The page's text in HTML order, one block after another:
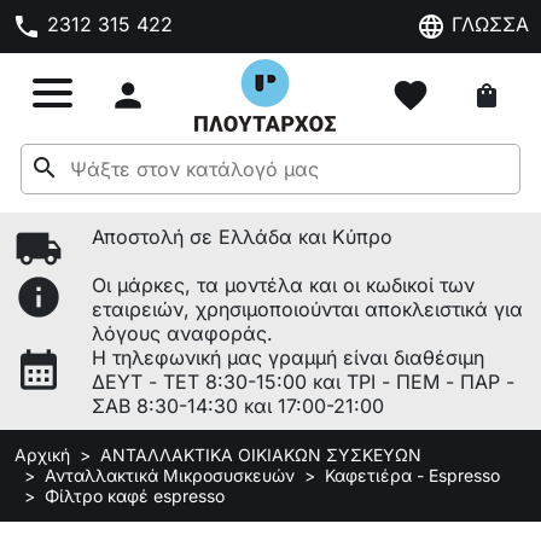
phone 2312 315 422 language ΓΛΩΣΣΑ
 favorite shopping_bag
search
local_shipping Αποστολή σε Ελλάδα και Κύπρο
info
Οι μάρκες, τα μοντέλα και οι κωδικοί των
εταιρειών, χρησιμοποιούνται αποκλειστικά για
λόγους αναφοράς.
calendar_month
Η τηλεφωνική μας γραμμή είναι διαθέσιμη
ΔΕΥΤ - ΤΕΤ 8:30-15:00 και ΤΡΙ - ΠΕΜ - ΠΑΡ -
ΣΑΒ 8:30-14:30 και 17:00-21:00
Αρχική
ΑΝΤΑΛΛΑΚΤΙΚΑ ΟΙΚΙΑΚΩΝ ΣΥΣΚΕΥΩΝ
Ανταλλακτικά Μικροσυσκευών
Καφετιέρα - Espresso
Φίλτρο καφέ espresso